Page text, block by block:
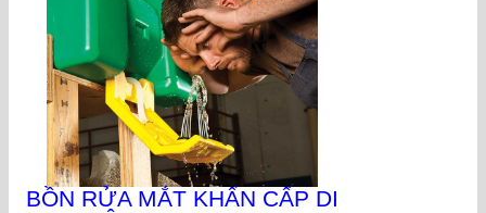
BỒN RỬA MẮT KHẨN CẤP DI